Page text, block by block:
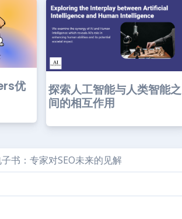
优
探索人工智能与人类智能之
间的相互作用
书：专家对SEO未来的见解